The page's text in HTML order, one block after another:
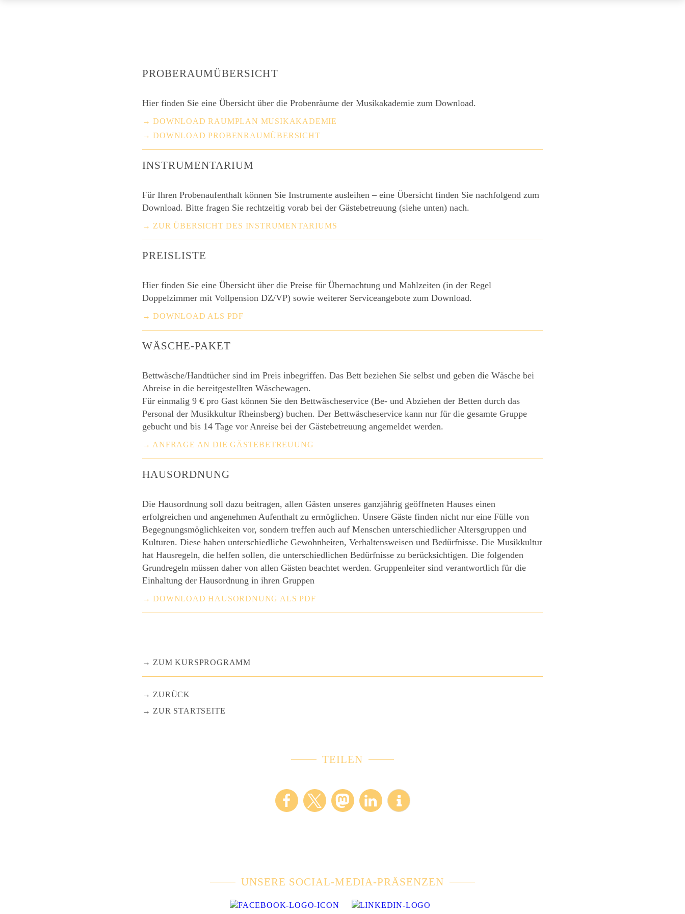
PROBERAUMÜBERSICHT
Hier finden Sie eine Übersicht über die Probenräume der Musikakademie zum Download.
→ DOWNLOAD RAUMPLAN MUSIKAKADEMIE
→ DOWNLOAD PROBENRAUMÜBERSICHT
INSTRUMENTARIUM
Für Ihren Probenaufenthalt können Sie Instrumente ausleihen – eine Übersicht finden Sie nachfolgend zum
Download. Bitte fragen Sie rechtzeitig vorab bei der Gästebetreuung (siehe unten) nach.
→ ZUR ÜBERSICHT DES INSTRUMENTARIUMS
PREISLISTE
Hier finden Sie eine Übersicht über die Preise für Übernachtung und Mahlzeiten (in der Regel
Doppelzimmer mit Vollpension DZ/VP) sowie weiterer Serviceangebote zum Download.
→ DOWNLOAD ALS PDF
WÄSCHE-PAKET
Bettwäsche/Handtücher sind im Preis inbegriffen. Das Bett beziehen Sie selbst und geben die Wäsche bei
Abreise in die bereitgestellten Wäschewagen.
Für einmalig 9 € pro Gast können Sie den Bettwäscheservice (Be- und Abziehen der Betten durch das
Personal der Musikkultur Rheinsberg) buchen. Der Bettwäscheservice kann nur für die gesamte Gruppe
gebucht und bis 14 Tage vor Anreise bei der Gästebetreuung angemeldet werden.
→ ANFRAGE AN DIE GÄSTEBETREUUNG
HAUSORDNUNG
Die Hausordnung soll dazu beitragen, allen Gästen unseres ganzjährig geöffneten Hauses einen
erfolgreichen und angenehmen Aufenthalt zu ermöglichen. Unsere Gäste finden nicht nur eine Fülle von
Begegnungsmöglichkeiten vor, sondern treffen auch auf Menschen unterschiedlicher Altersgruppen und
Kulturen. Diese haben unterschiedliche Gewohnheiten, Verhaltensweisen und Bedürfnisse. Die Musikkultur
hat Hausregeln, die helfen sollen, die unterschiedlichen Bedürfnisse zu berücksichtigen. Die folgenden
Grundregeln müssen daher von allen Gästen beachtet werden. Gruppenleiter sind verantwortlich für die
Einhaltung der Hausordnung in ihren Gruppen
→ DOWNLOAD HAUSORDNUNG ALS PDF
ZUM KURSPROGRAMM
ZURÜCK
ZUR STARTSEITE
TEILEN
UNSERE SOCIAL-MEDIA-PRÄSENZEN